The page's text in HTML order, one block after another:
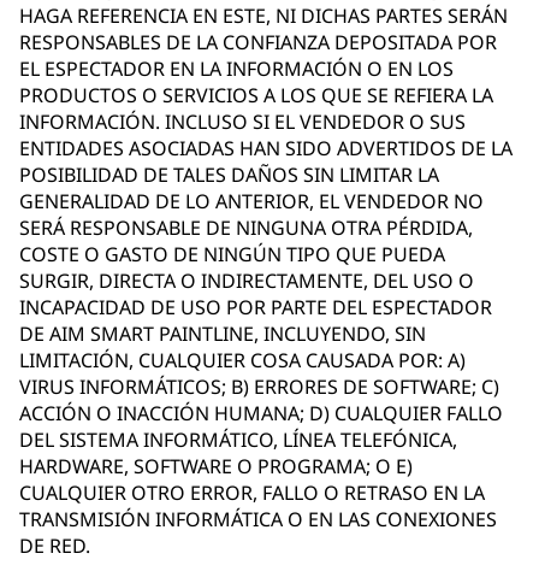
HAGA REFERENCIA EN ESTE, NI DICHAS PARTES SERÁN
RESPONSABLES DE LA CONFIANZA DEPOSITADA POR
EL ESPECTADOR EN LA INFORMACIÓN O EN LOS
PRODUCTOS O SERVICIOS A LOS QUE SE REFIERA LA
INFORMACIÓN. INCLUSO SI EL VENDEDOR O SUS
ENTIDADES ASOCIADAS HAN SIDO ADVERTIDOS DE LA
POSIBILIDAD DE TALES DAÑOS SIN LIMITAR LA
GENERALIDAD DE LO ANTERIOR, EL VENDEDOR NO
SERÁ RESPONSABLE DE NINGUNA OTRA PÉRDIDA,
COSTE O GASTO DE NINGÚN TIPO QUE PUEDA
SURGIR, DIRECTA O INDIRECTAMENTE, DEL USO O
INCAPACIDAD DE USO POR PARTE DEL ESPECTADOR
DE AIM SMART PAINTLINE, INCLUYENDO, SIN
LIMITACIÓN, CUALQUIER COSA CAUSADA POR: A)
VIRUS INFORMÁTICOS; B) ERRORES DE SOFTWARE; C)
ACCIÓN O INACCIÓN HUMANA; D) CUALQUIER FALLO
DEL SISTEMA INFORMÁTICO, LÍNEA TELEFÓNICA,
HARDWARE, SOFTWARE O PROGRAMA; O E)
CUALQUIER OTRO ERROR, FALLO O RETRASO EN LA
TRANSMISIÓN INFORMÁTICA O EN LAS CONEXIONES
DE RED.